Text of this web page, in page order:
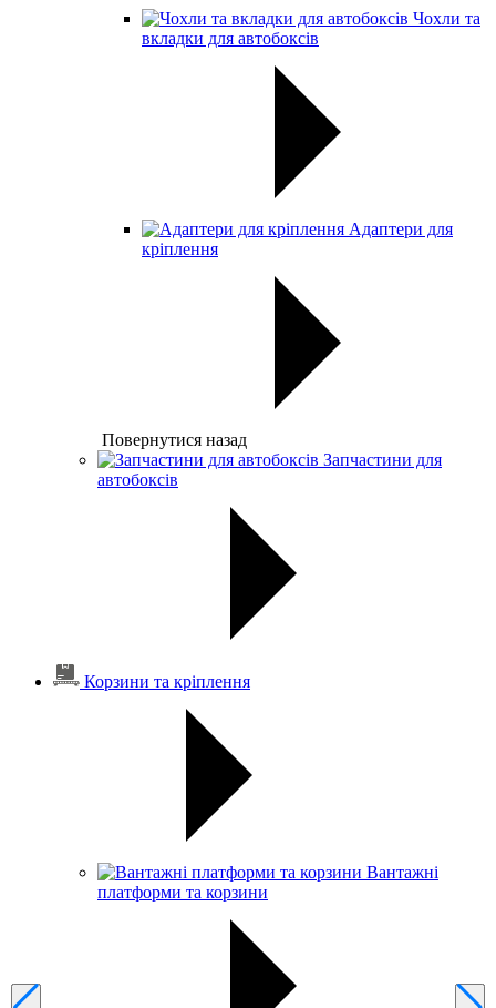
Чохли та
вкладки для автобоксів
Адаптери для
кріплення
Повернутися назад
Запчастини для
автобоксів
Корзини та кріплення
Вантажні
платформи та корзини